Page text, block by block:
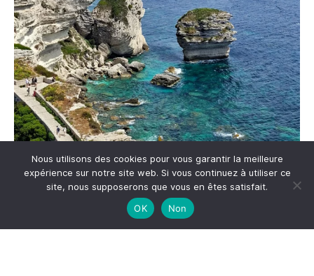
Me suivre sur Instagram
Nous utilisons des cookies pour vous garantir la meilleure
expérience sur notre site web. Si vous continuez à utiliser ce
site, nous supposerons que vous en êtes satisfait.
OK
Non